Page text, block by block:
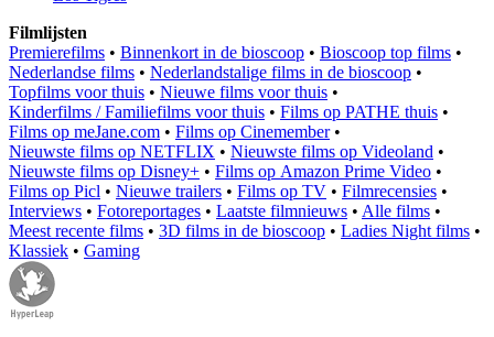
Filmlijsten
Premierefilms • Binnenkort in de bioscoop • Bioscoop top films •
Nederlandse films • Nederlandstalige films in de bioscoop •
Topfilms voor thuis • Nieuwe films voor thuis •
Kinderfilms / Familiefilms voor thuis • Films op PATHE thuis •
Films op meJane.com • Films op Cinemember•
Nieuwste films op NETFLIX • Nieuwste films op Videoland •
Nieuwste films op Disney+ • Films op Amazon Prime Video •
Films op Picl • Nieuwe trailers • Films op TV • Filmrecensies •
Interviews • Fotoreportages • Laatste filmnieuws • Alle films •
Meest recente films • 3D films in de bioscoop • Ladies Night films •
Klassiek • Gaming